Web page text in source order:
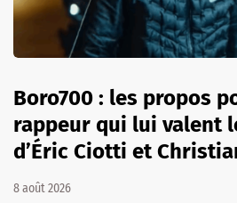
Boro700 : les propos
rappeur qui lui valent
d’Éric Ciotti et
8 août 2026